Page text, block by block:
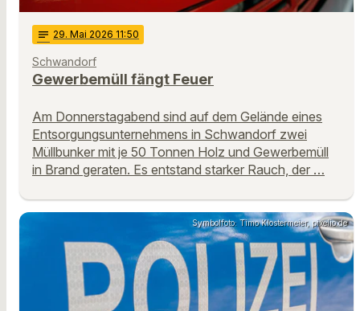
notes 29. Mai 2026 11:50
Schwandorf
Gewerbemüll fängt Feuer
Am Donnerstagabend sind auf dem Gelände eines
Entsorgungsunternehmens in Schwandorf zwei
Müllbunker mit je 50 Tonnen Holz und Gewerbemüll
in Brand geraten. Es entstand starker Rauch, der …
Symbolfoto: Timo Klostermeier, pixelio.de